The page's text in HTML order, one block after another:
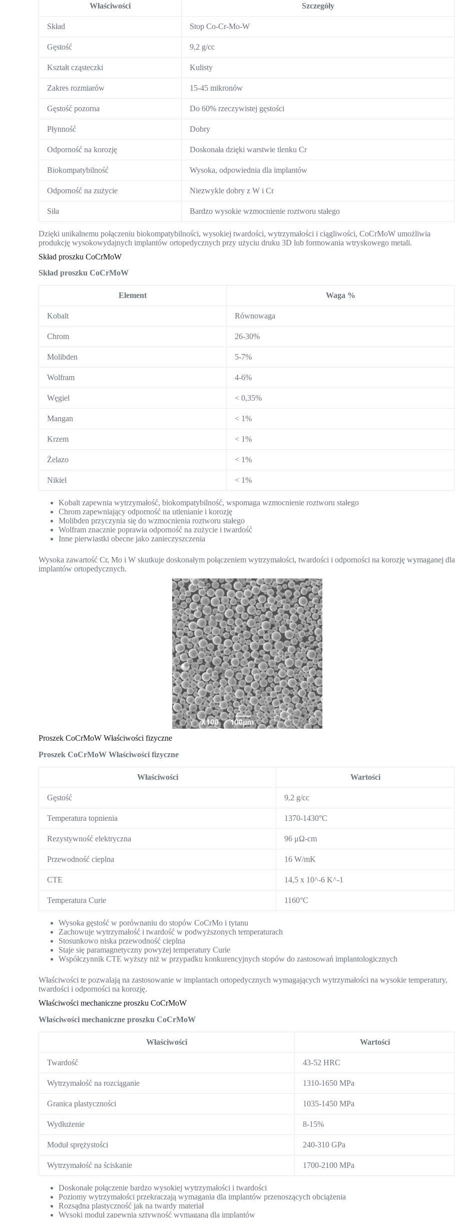
Właściwości Szczegóły
Skład Stop Co-Cr-Mo-W
Gęstość 9,2 g/cc
Kształt cząsteczki Kulisty
Zakres rozmiarów 15-45 mikronów
Gęstość pozorna Do 60% rzeczywistej gęstości
Płynność Dobry
Odporność na korozję Doskonała dzięki warstwie tlenku Cr
Biokompatybilność Wysoka, odpowiednia dla implantów
Odporność na zużycie Niezwykle dobry z W i Cr
Siła Bardzo wysokie wzmocnienie roztworu stałego
Dzięki unikalnemu połączeniu biokompatybilności, wysokiej twardości, wytrzymałości i ciągliwości, CoCrMoW umożliwia
produkcję wysokowydajnych implantów ortopedycznych przy użyciu druku 3D lub formowania wtryskowego metali.
Skład proszku CoCrMoW
Skład proszku CoCrMoW
Element Waga %
Kobalt Równowaga
Chrom 26-30%
Molibden 5-7%
Wolfram 4-6%
Węgiel < 0,35%
Mangan < 1%
Krzem < 1%
Żelazo < 1%
Nikiel < 1%
Kobalt zapewnia wytrzymałość, biokompatybilność, wspomaga wzmocnienie roztworu stałego
Chrom zapewniający odporność na utlenianie i korozję
Molibden przyczynia się do wzmocnienia roztworu stałego
Wolfram znacznie poprawia odporność na zużycie i twardość
Inne pierwiastki obecne jako zanieczyszczenia
Wysoka zawartość Cr, Mo i W skutkuje doskonałym połączeniem wytrzymałości, twardości i odporności na korozję wymaganej dla
implantów ortopedycznych.
Proszek CoCrMoW Właściwości fizyczne
Proszek CoCrMoW Właściwości fizyczne
Właściwości Wartości
Gęstość 9,2 g/cc
Temperatura topnienia 1370-1430°C
Rezystywność elektryczna 96 μΩ-cm
Przewodność cieplna 16 W/mK
CTE 14,5 x 10^-6 K^-1
Temperatura Curie 1160°C
Wysoka gęstość w porównaniu do stopów CoCrMo i tytanu
Zachowuje wytrzymałość i twardość w podwyższonych temperaturach
Stosunkowo niska przewodność cieplna
Staje się paramagnetyczny powyżej temperatury Curie
Współczynnik CTE wyższy niż w przypadku konkurencyjnych stopów do zastosowań implantologicznych
Właściwości te pozwalają na zastosowanie w implantach ortopedycznych wymagających wytrzymałości na wysokie temperatury,
twardości i odporności na korozję.
Właściwości mechaniczne proszku CoCrMoW
Właściwości mechaniczne proszku CoCrMoW
Właściwości Wartości
Twardość 43-52 HRC
Wytrzymałość na rozciąganie 1310-1650 MPa
Granica plastyczności 1035-1450 MPa
Wydłużenie 8-15%
Moduł sprężystości 240-310 GPa
Wytrzymałość na ściskanie 1700-2100 MPa
Doskonałe połączenie bardzo wysokiej wytrzymałości i twardości
Poziomy wytrzymałości przekraczają wymagania dla implantów przenoszących obciążenia
Rozsądna plastyczność jak na twardy materiał
Wysoki moduł zapewnia sztywność wymaganą dla implantów